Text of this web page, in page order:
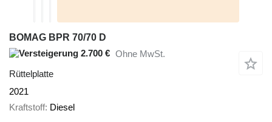
BOMAG BPR 70/70 D
2.700 € Ohne MwSt.
Rüttelplatte
2021
Kraftstoff Diesel